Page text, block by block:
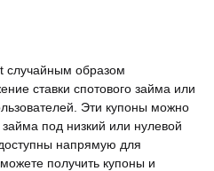
случайным образом
ставки спотового займа или
Эти купоны можно
под низкий или нулевой
напрямую для
получить купоны и